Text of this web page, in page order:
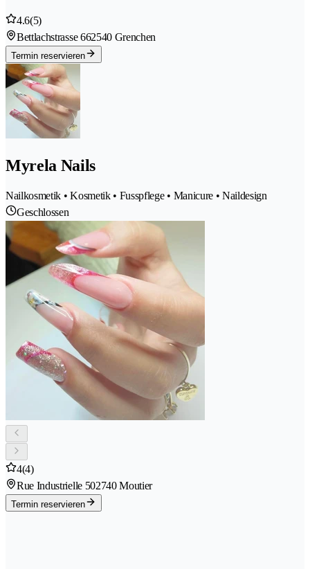
4.6(5)
Bettlachstrasse 662540 Grenchen
Termin reservieren
Myrela Nails
Nailkosmetik • Kosmetik • Fusspflege • Manicure • Naildesign
Geschlossen
4(4)
Rue Industrielle 502740 Moutier
Termin reservieren